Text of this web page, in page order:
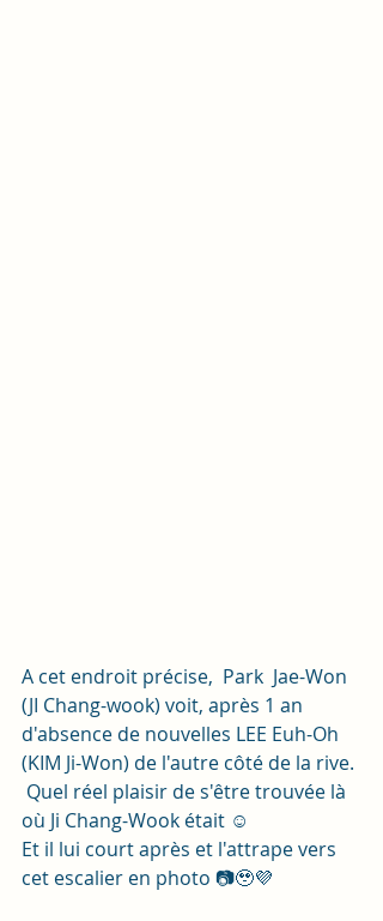
A cet endroit précise,  Park  Jae-Won
(JI Chang-wook) voit, après 1 an
d'absence de nouvelles LEE Euh-Oh
(KIM Ji-Won) de l'autre côté de la rive.
Quel réel plaisir de s'être trouvée là
où Ji Chang-Wook était ☺️
Et il lui court après et l'attrape vers
cet escalier en photo 📷🥹💜